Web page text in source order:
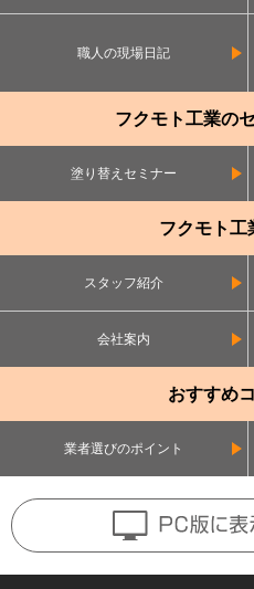
職人の現場日記
フクモト工業の
塗り替えセミナー
フクモト工
スタッフ紹介
会社案内
おすすめ
業者選びのポイント